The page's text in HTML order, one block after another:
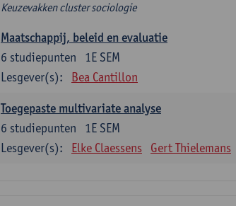
Keuzevakken cluster sociologie
Maatschappij, beleid en evaluatie
1E SEM
6 studiepunten
Lesgever(s):
Bea Cantillon
Toegepaste multivariate analyse
1E SEM
6 studiepunten
Lesgever(s):
Elke Claessens Gert Thielemans